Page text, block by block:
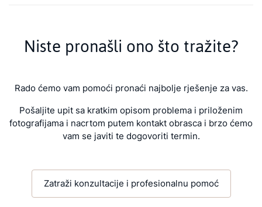
Niste pronašli ono što tražite?
Rado ćemo vam pomoći pronaći najbolje rješenje za vas.
Pošaljite upit sa kratkim opisom problema i priloženim
fotografijama i nacrtom putem kontakt obrasca i brzo ćemo
vam se javiti te dogovoriti termin.
Zatraži konzultacije i profesionalnu pomoć